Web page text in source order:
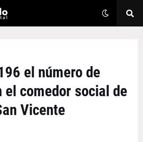
el número de
el comedor social de
Vicente